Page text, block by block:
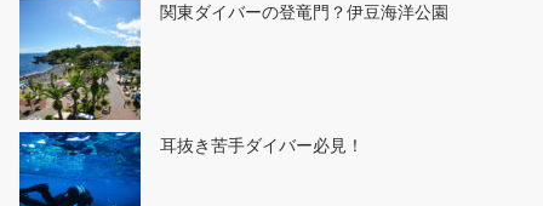
関東ダイバーの登竜門？伊豆海洋公園
耳抜き苦手ダイバー必見！